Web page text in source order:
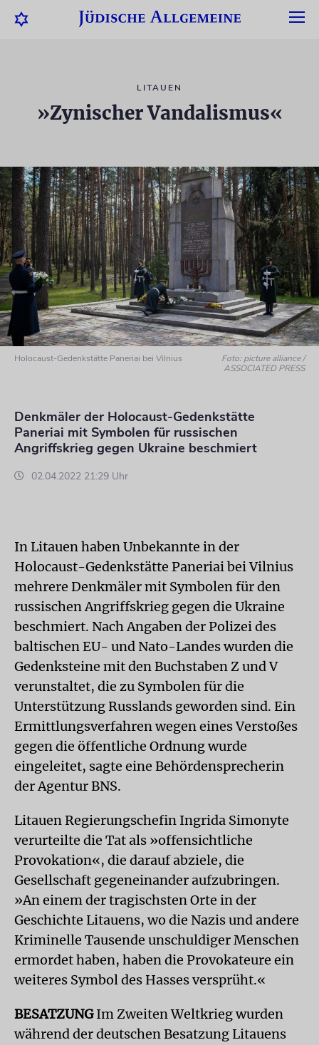
LITAUEN
»Zynischer Vandalismus«
Holocaust-Gedenkstätte Paneriai bei Vilnius
Foto: picture alliance /
ASSOCIATED PRESS
Denkmäler der Holocaust-Gedenkstätte
Paneriai mit Symbolen für russischen
Angriffskrieg gegen Ukraine beschmiert
02.04.2022 21:29 Uhr
In Litauen haben Unbekannte in der
Holocaust-Gedenkstätte Paneriai bei Vilnius
mehrere Denkmäler mit Symbolen für den
russischen Angriffskrieg gegen die Ukraine
beschmiert. Nach Angaben der Polizei des
baltischen EU- und Nato-Landes wurden die
Gedenksteine mit den Buchstaben Z und V
verunstaltet, die zu Symbolen für die
Unterstützung Russlands geworden sind. Ein
Ermittlungsverfahren wegen eines Verstoßes
gegen die öffentliche Ordnung wurde
eingeleitet, sagte eine Behördensprecherin
der Agentur BNS.
Litauen Regierungschefin Ingrida Simonyte
verurteilte die Tat als »offensichtliche
Provokation«, die darauf abziele, die
Gesellschaft gegeneinander aufzubringen.
»An einem der tragischsten Orte in der
Geschichte Litauens, wo die Nazis und andere
Kriminelle Tausende unschuldiger Menschen
ermordet haben, haben die Provokateure ein
weiteres Symbol des Hasses versprüht.«
BESATZUNGIm Zweiten Weltkrieg wurden
während der deutschen Besatzung Litauens